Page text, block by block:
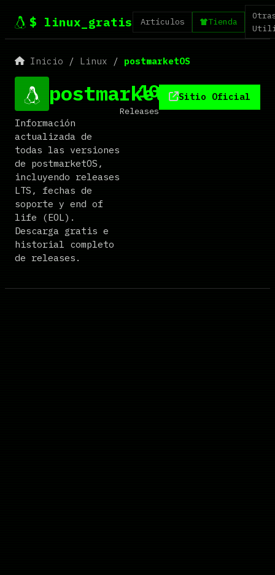
$ linux_gratis Artículos Tienda
Inicio / Linux / postmarketOS
postmarketOS
Información
actualizada de
todas las versiones
de postmarketOS,
incluyendo releases
LTS, fechas de
soporte y end of
life (EOL).
Descarga gratis e
historial completo
de releases.
10
Releases
Sitio Oficial